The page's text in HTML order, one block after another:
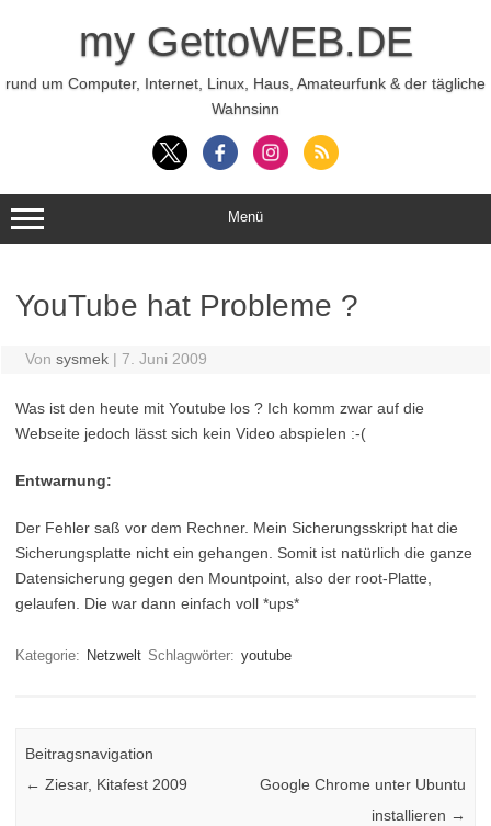
my GettoWEB.DE
rund um Computer, Internet, Linux, Haus, Amateurfunk & der tägliche
Wahnsinn
Menü
YouTube hat Probleme ?
Von sysmek | 7. Juni 2009
Was ist den heute mit Youtube los ? Ich komm zwar auf die
Webseite jedoch lässt sich kein Video abspielen :-(
Entwarnung:
Der Fehler saß vor dem Rechner. Mein Sicherungsskript hat die
Sicherungsplatte nicht ein gehangen. Somit ist natürlich die ganze
Datensicherung gegen den Mountpoint, also der root-Platte,
gelaufen. Die war dann einfach voll *ups*
Kategorie: Netzwelt Schlagwörter: youtube
Beitragsnavigation
← Ziesar, Kitafest 2009
Google Chrome unter Ubuntu
installieren →